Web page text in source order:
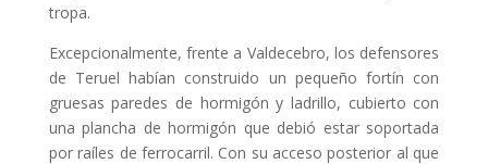
tropa.
Excepcionalmente, frente a Valdecebro, los defensores
de Teruel habían construido un pequeño fortín con
gruesas paredes de hormigón y ladrillo, cubierto con
una plancha de hormigón que debió estar soportada
por raíles de ferrocarril. Con su acceso posterior al que